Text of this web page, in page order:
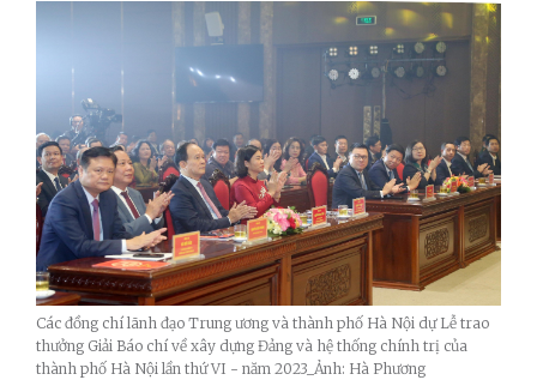
Các đồng chí lãnh đạo Trung ương và thành phố Hà Nội dự Lễ trao
thưởng Giải Báo chí về xây dựng Đảng và hệ thống chính trị của
thành phố Hà Nội lần thứ VI - năm 2023_Ảnh: Hà Phương